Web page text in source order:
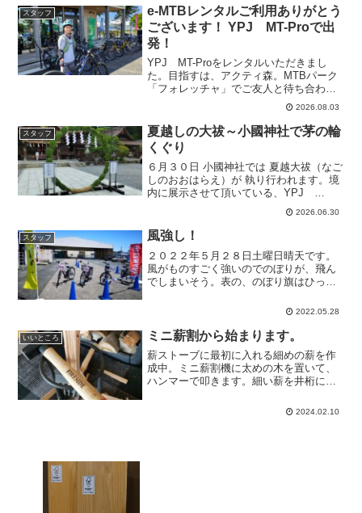
でも、E-BIKEなら楽々です。車やオート
バイ...
スタッフ
e-MTBレンタルご利用ありがとう
ございます！ YPJ MT-Proで出
発！
YPJ MT-Proをレンタルいただきまし
た。目指すは、アクティ森。MTBパーク
「フォレッチャ」でご友人と待ち合わせ
だそうです。暑い季節、水分補給しなが
2026.08.03
スタッフ
夏越しの大祓～小國神社で茅の輪
くぐり
６月３０日 小國神社では 夏越大祓（なご
しのおおはらえ）が 執り行われます。境
内に展示させて頂いている、YPJ
WABASH＆PAS ALLEYのメンテナンス
の後、茅の輪くぐりしてお参りしまし
た。くぐり方を書いた看板を見ながら、
左にぐるり、...
2026.06.30
スタッフ 風強し！
２０２２年５月２８日土曜日晴天です。
風がものすごく強いのでのぼりが、飛ん
でしまいそう。表の、のぼり旗はひっこ
電動アシスト自転車 YAMAHA PAS試
2022.05.28
いいところ ミニ薪割から始まります。
薪ストーブに最初に入れる細めの薪を作
成中。ミニ薪割機に太めの木を置いて、
ハンマーで叩きます。細い薪を井桁に交
2024.02.10